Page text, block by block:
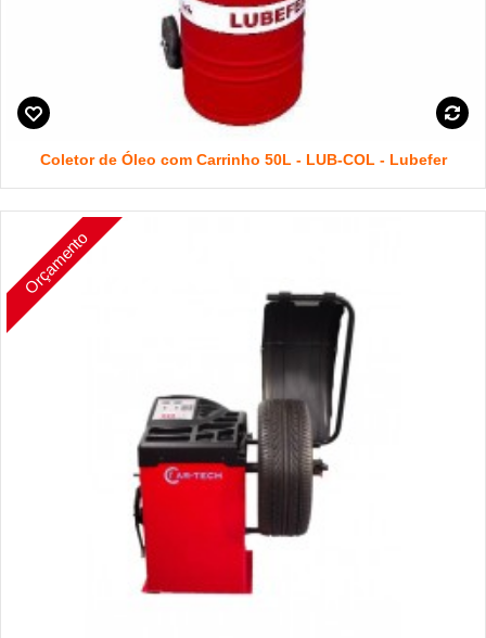
Coletor de Óleo com Carrinho 50L - LUB-COL - Lubefer
Orçamento